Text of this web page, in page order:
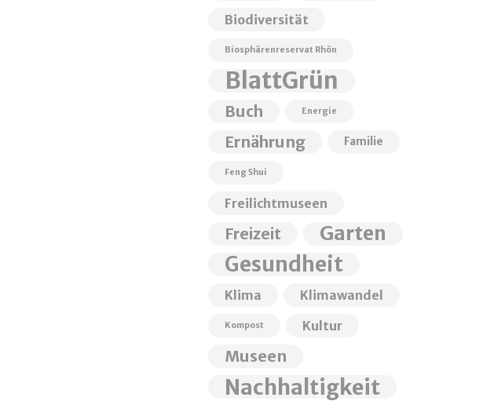
Biodiversität
Biosphärenreservat Rhön
BlattGrün
Buch Energie
Ernährung Familie
Feng Shui
Freilichtmuseen
Freizeit Garten
Gesundheit
Klima Klimawandel
Kompost Kultur
Museen
Nachhaltigkeit